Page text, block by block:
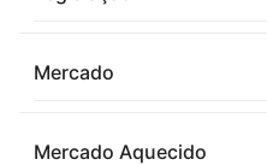
Mercado
Mercado Aquecido